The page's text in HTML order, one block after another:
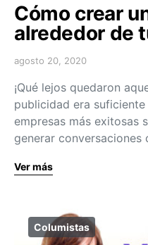
Cómo crear
alrededor de
agosto 20, 2020
¡Qué lejos quedaron
publicidad era
empresas más exitosas
generar
Ver más
Columistas